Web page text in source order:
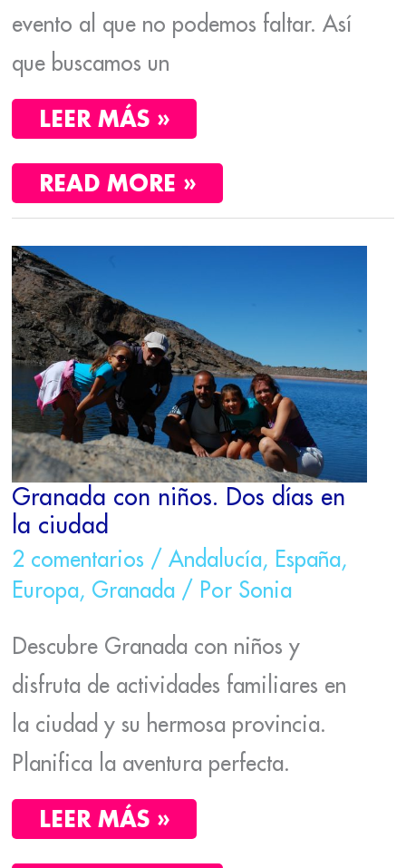
evento al que no podemos faltar. Así
que buscamos un
LEER MÁS »
READ MORE »
Granada con niños. Dos días en
la ciudad
2 comentarios / Andalucía, España,
Europa, Granada/ Por Sonia
Descubre Granada con niños y
disfruta de actividades familiares en
la ciudad y su hermosa provincia.
Planifica la aventura perfecta.
LEER MÁS »
GRANADA
CON
NIÑOS.
DOS
DÍAS
EN
LA
CIUDAD